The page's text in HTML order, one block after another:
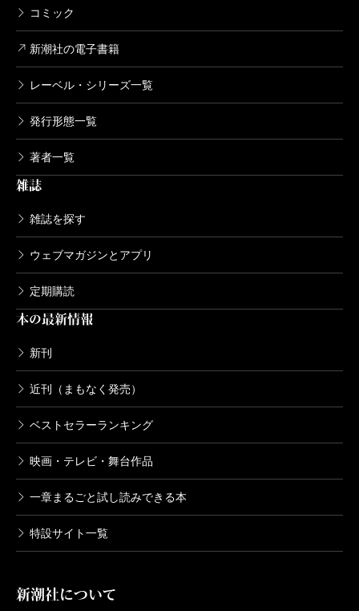
な日常において何らかの「徴」や意味を見出し、物語
を作って生きていこうと試みる人々の姿にも、ささや
かではあれ、フィクションによって生き延びようとす
る行為は見出される。
題である「音楽」に凝縮されていると言っていい。演
奏家、舞台俳優、作曲家、美術家、そしてもちろん小
説家など、マカーイの短篇にはさまざまな芸術家たち
が登場する。暗い時代に人を芸術に向かわせるものと
は何なのか、それは彼らの人生をどう形作っていくの
か。登場人物たちはしばしば自問し、もがくことにな
る。
通奏低音のように主題を反復しているとはいえ、短
マジックリアリズム的な出来事がおおらかなユーモア
をたたえて語られる「リトルフォーク奇跡の数年
間」、あるいは「一時停止」や「爆破犯について私た
ちの知るすべて」における断片形式まで、マカーイは
題材に応じて自在に語り口を変えてみせる。そして、
と、人の営みに対する透徹した視線があいまって、マ
コミック
新潮社の電子書籍
レーベル・シリーズ一覧
発行形態一覧
著者一覧
雑誌
雑誌を探す
ウェブマガジンとアプリ
定期購読
本の最新情報
新刊
近刊（まもなく発売）
ベストセラーランキング
映画・テレビ・舞台作品
一章まるごと試し読みできる本
特設サイト一覧
新潮社について